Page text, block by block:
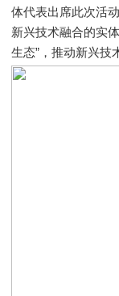
体代表出席此次活
新兴技术融合的实
生态”，推动新兴技